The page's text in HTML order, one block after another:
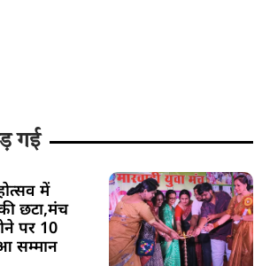
गई
में
छटा,मंच
पर 10
सम्मान